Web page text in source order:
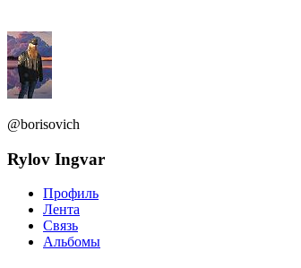
@borisovich
Rylov Ingvar
Профиль
Лента
Связь
Альбомы